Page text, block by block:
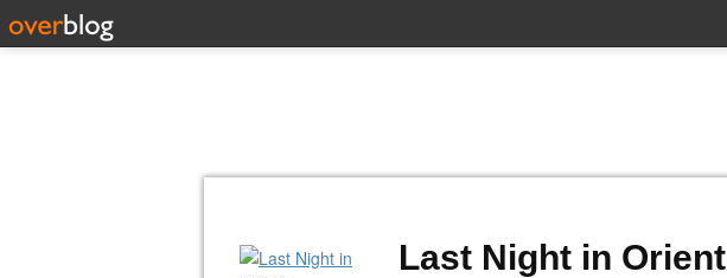
Last Night in Orient